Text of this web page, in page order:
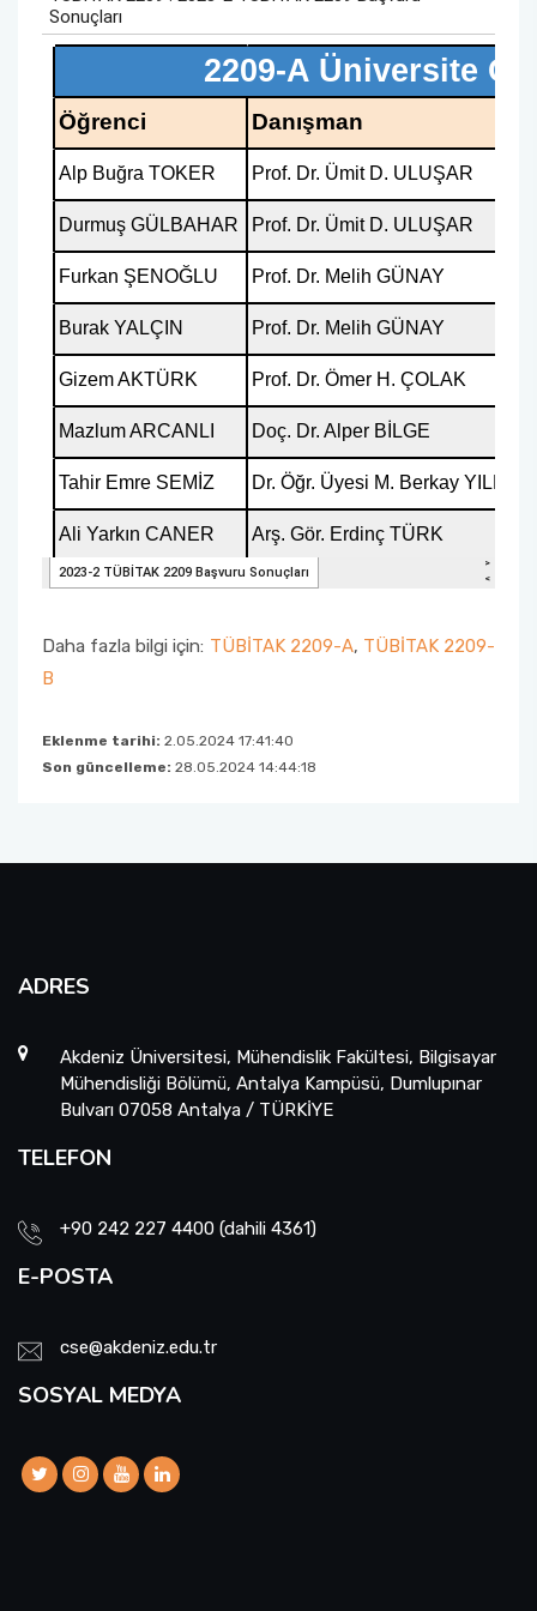
Daha fazla bilgi için: TÜBİTAK 2209-A, TÜBİTAK 2209-
B
Eklenme tarihi: 2.05.2024 17:41:40
Son güncelleme: 28.05.2024 14:44:18
ADRES
Akdeniz Üniversitesi, Mühendislik Fakültesi, Bilgisayar
Mühendisliği Bölümü, Antalya Kampüsü, Dumlupınar
Bulvarı 07058 Antalya / TÜRKİYE
TELEFON
+90 242 227 4400 (dahili 4361)
E-POSTA
cse@akdeniz.edu.tr
SOSYAL MEDYA
Kalite Yönetim Takvimi